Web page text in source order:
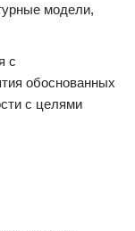
модели,
с
обоснованных
с целями